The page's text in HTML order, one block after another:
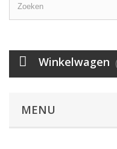
Winkelwagen
MENU